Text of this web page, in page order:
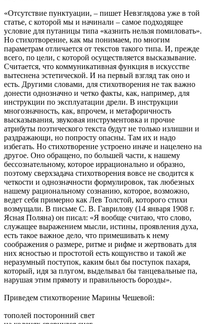
«Отсутствие пунктуации, – пишет Невзглядова уже в той
статье, с которой мы и начинали – самое подходящее
условие для путаницы типа «казнить нельзя помиловать».
Но стихотворение, как мы понимаем, по многим
параметрам отличается от текстов такого типа. И, прежде
всего, по цели, с которой осуществляется высказывание.
Считается, что коммуникативная функция в искусстве
вытеснена эстетической. И на первый взгляд так оно и
есть. Другими словами, для стихотворения не так важно
донести однозначно и четко факты, как, например, для
инструкции по эксплуатации дрели. В инструкции
многозначность, как, впрочем, и метафоричность
высказывания, звуковая инструментовка и прочие
атрибуты поэтического текста будут не только излишни и
раздражающи, но попросту опасны. Там их и надо
избегать. Но стихотворение устроено иначе и нацелено на
другое. Оно обращено, по большей части, к нашему
бессознательному, которое иррационально и образно,
поэтому сверхзадача стихотворения вовсе не сводится к
четкости и однозначности формулировок, так любезных
нашему рациональному сознанию, которое, возможно,
ведет себя примерно как Лев Толстой, которого стихи
возмущали. В письме С. В. Гаврилову (14 января 1908 г.
Ясная Поляна) он писал: «Я вообще считаю, что слово,
служащее выражением мысли, истины, проявления духа,
есть такое важное дело, что примешивать к нему
соображения о размере, ритме и рифме и жертвовать для
них ясностью и простотой есть кощунство и такой же
неразумный поступок, каким был бы поступок пахаря,
который, идя за плугом, выделывал бы танцевальные па,
нарушая этим прямоту и правильность борозды».
Приведем стихотворение Марины Чешевой:
тополей посторонний свет